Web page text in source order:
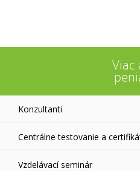
Viac
Konzultanti
Centrálne testovanie a
Vzdelávací seminár